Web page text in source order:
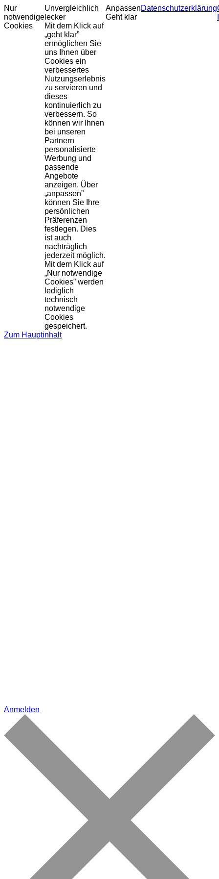
Nur
notwendige
Cookies
Unvergleichlich
lecker
Mit dem Klick auf
„geht klar”
ermöglichen Sie
uns Ihnen über
Cookies ein
verbessertes
Nutzungserlebnis
zu servieren und
dieses
kontinuierlich zu
verbessern. So
können wir Ihnen
bei unseren
Partnern
personalisierte
Werbung und
passende
Angebote
anzeigen. Über
„anpassen”
können Sie Ihre
persönlichen
Präferenzen
festlegen. Dies
ist auch
nachträglich
jederzeit möglich.
Mit dem Klick auf
„Nur notwendige
Cookies” werden
lediglich
technisch
notwendige
Cookies
gespeichert.
Anpassen
Geht klar
Datenschutzerklärung
Zum Hauptinhalt
Anmelden